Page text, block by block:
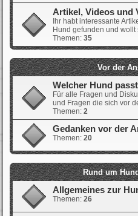
Artikel, Videos und
Ihr habt interessante
Hund gefunden und wollt
Themen: 35
Vor der
Welcher Hund
Für alle Fragen und
und Fragen die sich vor
Themen: 2
Gedanken vor der
Themen: 20
Rund um
Allgemeines zur
Themen: 26